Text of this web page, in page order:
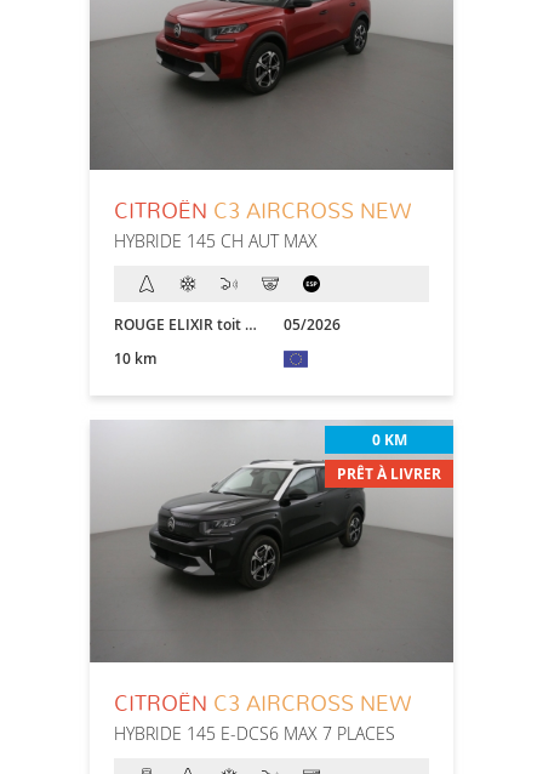
CITROËN C3 AIRCROSS NEW
HYBRIDE 145 CH AUT MAX
ROUGE ELIXIR toit NOIR
05/2026
10 km
0 KM
PRÊT À LIVRER
CITROËN C3 AIRCROSS NEW
HYBRIDE 145 E-DCS6 MAX 7 PLACES